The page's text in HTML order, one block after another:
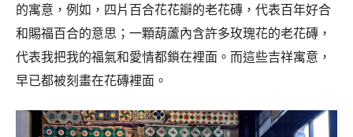
的寓意，例如，四片百合花花瓣的老花磚，代表百年好合
和賜福百合的意思；一顆葫蘆內含許多玫瑰花的老花磚，
代表我把我的福氣和愛情都鎖在裡面。而這些吉祥寓意，
早已都被刻畫在花磚裡面。